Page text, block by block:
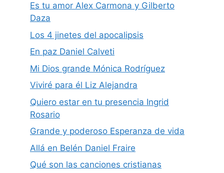
Es tu amor Alex Carmona y Gilberto
Daza
Los 4 jinetes del apocalipsis
En paz Daniel Calveti
Mi Dios grande Mónica Rodríguez
Viviré para él Liz Alejandra
Quiero estar en tu presencia Ingrid
Rosario
Grande y poderoso Esperanza de vida
Allá en Belén Daniel Fraire
Qué son las canciones cristianas